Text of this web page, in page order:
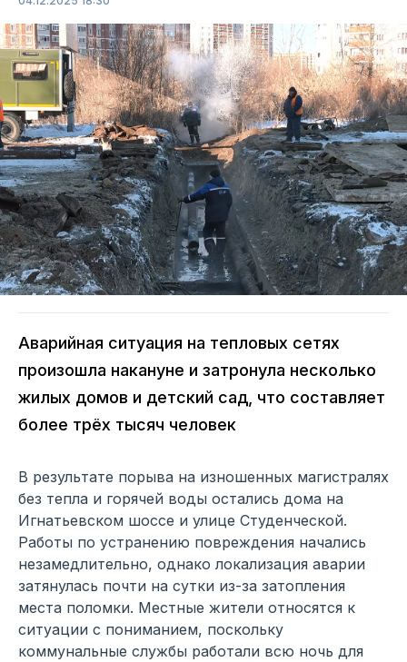
Аварийная ситуация на тепловых сетях
произошла накануне и затронула несколько
жилых домов и детский сад, что составляет
более трёх тысяч человек
В результате порыва на изношенных магистралях
без тепла и горячей воды остались дома на
Игнатьевском шоссе и улице Студенческой.
Работы по устранению повреждения начались
незамедлительно, однако локализация аварии
затянулась почти на сутки из-за затопления
места поломки. Местные жители относятся к
ситуации с пониманием, поскольку
коммунальные службы работали всю ночь для